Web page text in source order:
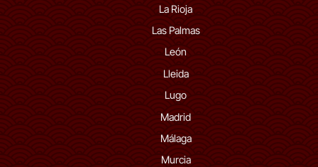
La Rioja
Las Palmas
León
Lleida
Lugo
Madrid
Málaga
Murcia